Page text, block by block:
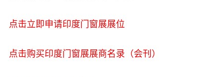
点击立即申请印度门窗展展位
点击购买印度门窗展展商名录（会刊）